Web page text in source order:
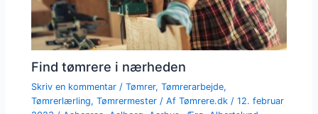
Find tømrere i nærheden
Skriv en kommentar /Tømrer,Tømrerarbejde,
Tømrerlærling,Tømrermester / AfTømrere.dk /12. februar